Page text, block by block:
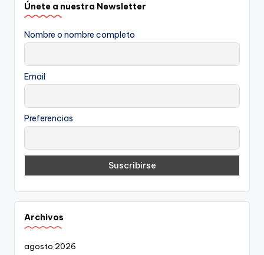
Únete a nuestra Newsletter
Nombre o nombre completo
Email
Preferencias
Archivos
agosto 2026